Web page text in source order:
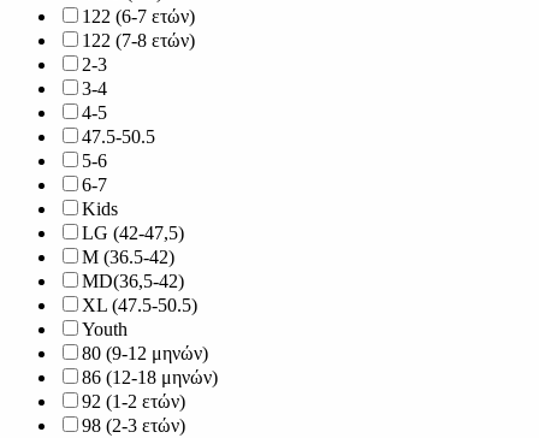
122 (6-7 ετών)
122 (7-8 ετών)
2-3
3-4
4-5
47.5-50.5
5-6
6-7
Kids
LG (42-47,5)
M (36.5-42)
MD(36,5-42)
XL (47.5-50.5)
Youth
80 (9-12 μηνών)
86 (12-18 μηνών)
92 (1-2 ετών)
98 (2-3 ετών)